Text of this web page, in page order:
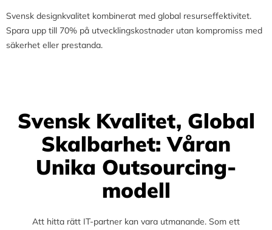
Svensk designkvalitet kombinerat med global resurseffektivitet.
Spara upp till 70% på utvecklingskostnader utan kompromiss med
säkerhet eller prestanda.
Svensk Kvalitet, Global
Skalbarhet: Våran
Unika Outsourcing-
modell
Att hitta rätt IT-partner kan vara utmanande. Som ett